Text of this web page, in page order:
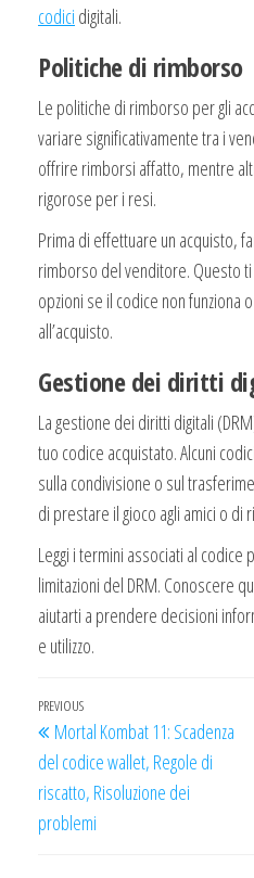
codici digitali.
Politiche di rimborso
Le politiche di rimborso per gli
variare significativamente tra i
offrire rimborsi affatto, mentre
rigorose per i resi.
Prima di effettuare un acquisto,
rimborso del venditore. Questo
opzioni se il codice non funziona
all’acquisto.
Gestione dei diritti
La gestione dei diritti digitali
tuo codice acquistato. Alcuni
sulla condivisione o sul
di prestare il gioco agli amici o di
Leggi i termini associati al
limitazioni del DRM. Conoscere
aiutarti a prendere decisioni
e utilizzo.
Post
navigation
Previous
Post
PREVIOUS
Mortal Kombat 11: Scadenza
del codice wallet, Regole di
riscatto, Risoluzione dei
problemi